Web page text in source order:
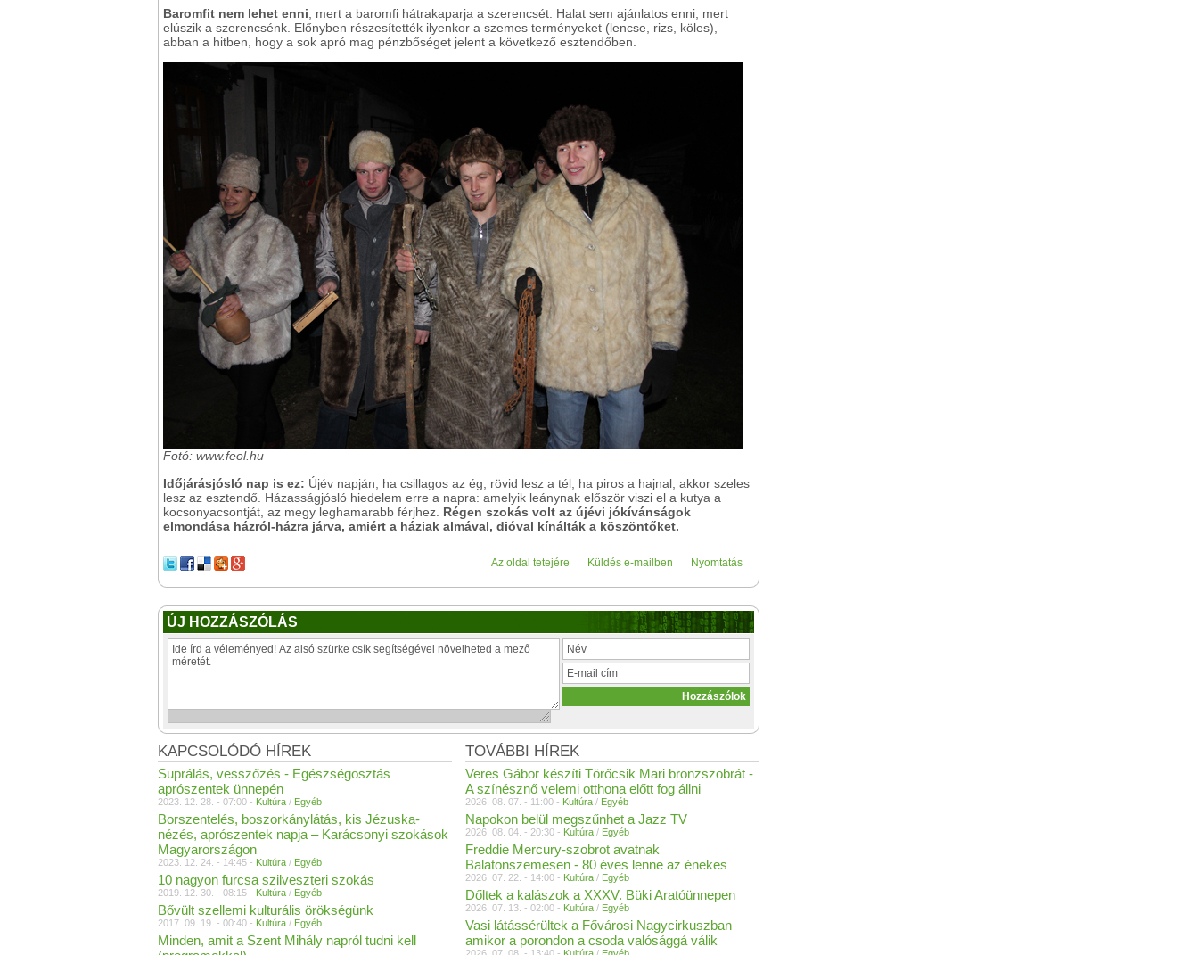
Baromfit nem lehet enni , mert a baromfi hátrakaparja a szerencsét. Halat sem ajánlatos enni, mert
elúszik a szerencsénk. Előnyben részesítették ilyenkor a szemes terményeket (lencse, rizs, köles),
abban a hitben, hogy a sok apró mag pénzbőséget jelent a következő esztendőben.
Fotó: www.feol.hu
Időjárásjósló nap is ez: Újév napján, ha csillagos az ég, rövid lesz a tél, ha piros a hajnal, akkor szeles
lesz az esztendő. Házasságjósló hiedelem erre a napra: amelyik leánynak először viszi el a kutya a
kocsonyacsontját, az megy leghamarabb férjhez. Régen szokás volt az újévi jókívánságok
elmondása házról-házra járva, amiért a háziak almával, dióval kínálták a köszöntőket.
Nyomtatás
Küldés e-mailben
Az oldal tetejére
ÚJ HOZZÁSZÓLÁS
TOVÁBBI HÍREK
Veres Gábor készíti Törőcsik Mari bronzszobrát -
A színésznő velemi otthona előtt fog állni
2026. 08. 07. - 11:00 - Kultúra / Egyéb
Napokon belül megszűnhet a Jazz TV
2026. 08. 04. - 20:30 - Kultúra / Egyéb
Freddie Mercury-szobrot avatnak
Balatonszemesen - 80 éves lenne az énekes
2026. 07. 22. - 14:00 - Kultúra / Egyéb
Dőltek a kalászok a XXXV. Büki Aratóünnepen
2026. 07. 13. - 02:00 - Kultúra / Egyéb
Vasi látássérültek a Fővárosi Nagycirkuszban –
amikor a porondon a csoda valósággá válik
KAPCSOLÓDÓ HÍREK
Suprálás, vesszőzés - Egészségosztás
aprószentek ünnepén
2023. 12. 28. - 07:00 - Kultúra / Egyéb
Borszentelés, boszorkánylátás, kis Jézuska-
nézés, aprószentek napja – Karácsonyi szokások
Magyarországon
2023. 12. 24. - 14:45 - Kultúra / Egyéb
10 nagyon furcsa szilveszteri szokás
2019. 12. 30. - 08:15 - Kultúra / Egyéb
Bővült szellemi kulturális örökségünk
2017. 09. 19. - 00:40 - Kultúra / Egyéb
Minden, amit a Szent Mihály napról tudni kell